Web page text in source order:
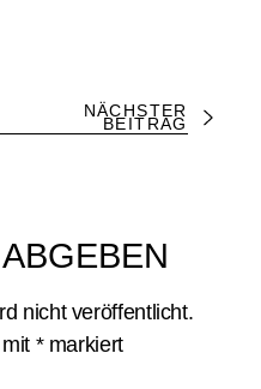
NÄCHSTER
BEITRAG
nicht veröffentlicht.
*markiert